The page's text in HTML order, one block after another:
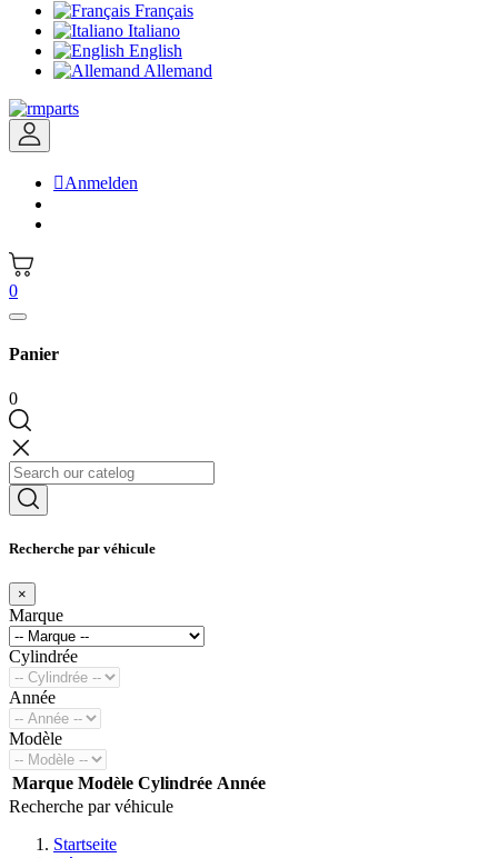
Français
Italiano
English
Allemand
Anmelden
0
Panier
0
Recherche par véhicule
×
Marque
Cylindrée
Année
Modèle
Marque Modèle Cylindrée Année
Recherche par véhicule
Startseite